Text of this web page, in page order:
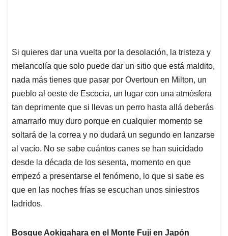
Si quieres dar una vuelta por la desolación, la tristeza y
melancolía que solo puede dar un sitio que está maldito,
nada más tienes que pasar por Overtoun en Milton, un
pueblo al oeste de Escocia, un lugar con una atmósfera
tan deprimente que si llevas un perro hasta allá deberás
amarrarlo muy duro porque en cualquier momento se
soltará de la correa y no dudará un segundo en lanzarse
al vacío. No se sabe cuántos canes se han suicidado
desde la década de los sesenta, momento en que
empezó a presentarse el fenómeno, lo que si sabe es
que en las noches frías se escuchan unos siniestros
ladridos.
Bosque Aokigahara en el Monte Fuji en Japón